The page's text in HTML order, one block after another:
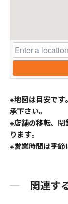
※地図は目安です
承下さい。
※店舗の移転、閉
ります。
※営業時間は季節
関連す